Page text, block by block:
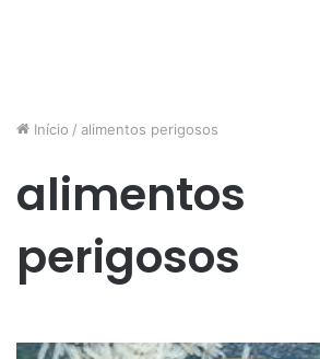
Início / alimentos perigosos
alimentos
perigosos